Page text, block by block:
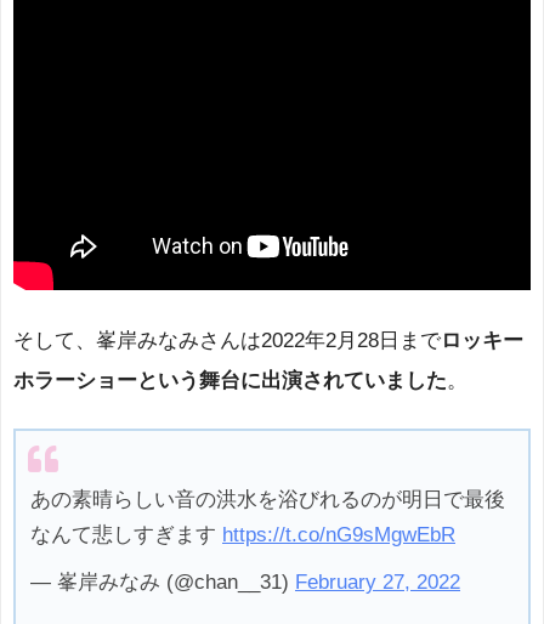
そして、峯岸みなみさんは2022年2月28日までロッキー
ホラーショーという舞台に出演されていました。
あの素晴らしい音の洪水を浴びれるのが明日で最後
なんて悲しすぎます https://t.co/nG9sMgwEbR
— 峯岸みなみ (@chan__31) February 27, 2022